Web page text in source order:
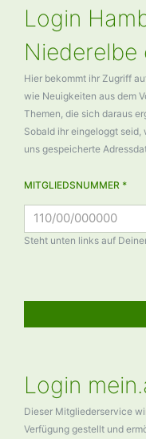
Login
Niederelbe
Hier bekommt ihr Zugriff
wie Neuigkeiten aus dem
Themen, die sich daraus
Sobald ihr eingeloggt
uns gespeicherte
MITGLIEDSNUMMER *
Steht unten links auf
Login
Dieser Mitgliederservice
Verfügung gestellt und